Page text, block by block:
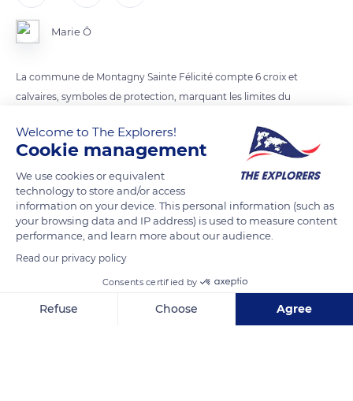
Marie Ô
La commune de Montagny Sainte Félicité compte 6 croix et
calvaires, symboles de protection, marquant les limites du
Ils ont autrefois servis d’étapes de processions, notamment le
10 juillet pour la fête de Sainte Félicité.
La plupart de ces symboles religieux ont été détruits à la
Révolution. Et ceux présents ont été installés au 19ème siècle.
La croix de Saint Martin se trouve face au portail de l’église,
entourée d’érables.
TRANSLATE
Welcome to The Explorers!
Cookie management
We use cookies or equivalent
technology to store and/or access
information on your device. This personal information (such as
your browsing data and IP address) is used to measure content
performance, and learn more about our audience.
Read our privacy policy
Consents certified by
Refuse Choose Agree